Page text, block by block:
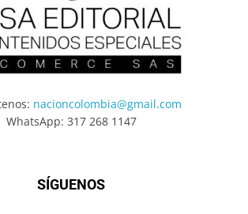
nacioncolombia@gmail.com
WhatsApp: 317 268 1147
SÍGUENOS